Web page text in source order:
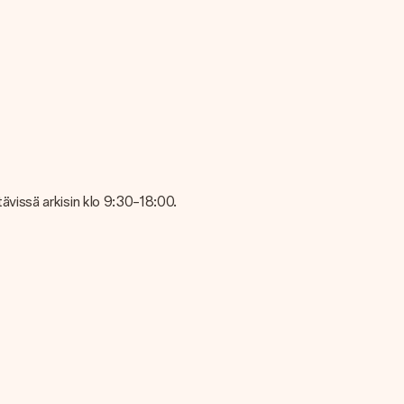
ota yhteyttä asiakaspalvelutiimiimme ja liitä valokuva
jotta voit tehdä haluamasi lahjan!
tietää tarkalleen, ketä kiittää tästä ihanasta
annettavaksi tai se voidaan lähettää suoraan vastaanottajalle.
arkisin klo 9:30-18:00.